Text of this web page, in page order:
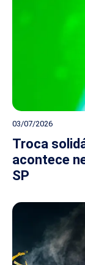
03/07/2026
Troca
acontece
SP